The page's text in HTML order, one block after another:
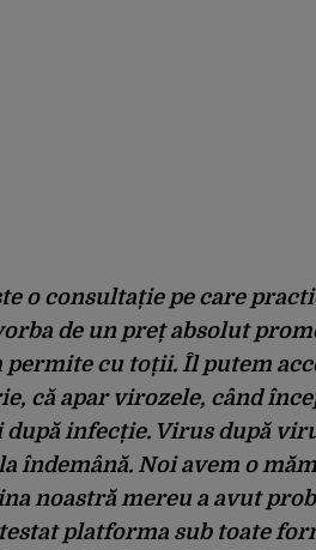
o consultație pe care
de un preț absolut
permite cu toții. Îl putem
că apar virozele, când
infecție. Virus după
îndemână. Noi avem o
noastră mereu a avut
platforma sub toate